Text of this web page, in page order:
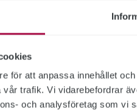
för att anpassa innehållet
trafik. Vi vidarebefordrar
och analysföretag som vi